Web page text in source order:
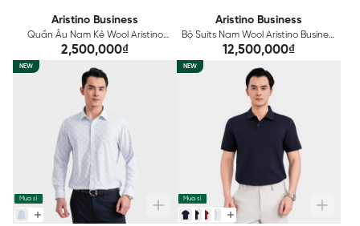
Aristino Business
Quần Âu Nam Kẻ Wool Aristino
Business 1TR214S0H2
2,500,000₫
Aristino Business
Bộ Suits Nam Wool Aristino Business
Premio 1SUR01S
12,500,000₫
NEW
Mua sỉ
NEW
Mua sỉ